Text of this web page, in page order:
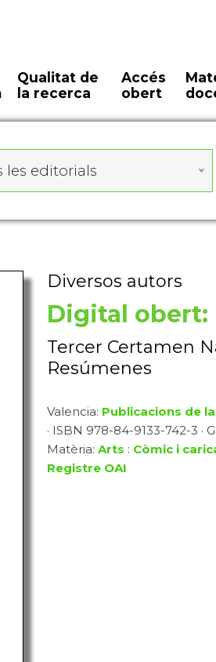
Qualitat de
la recerca
Accés
obert
les editorials
Diversos autors
Digital obert:
Tercer Certamen
Resúmenes
Valencia: Publicacions de
· ISBN 978-84-9133-742-3 ·
Matèria: Arts : Còmic i
Registre OAI